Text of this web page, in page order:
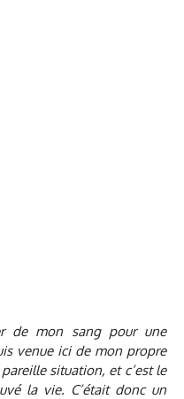
de mon sang pour une
venue ici de mon propre
situation, et c’est le
la vie. C’était donc un